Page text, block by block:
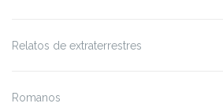
Relatos de extraterrestres
Romanos